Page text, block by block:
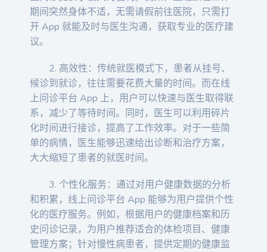
期间突然身体不适，无需请假前往医院，只需打
开 App 就能及时与医生沟通，获取专业的医疗建
议。
2. 高效性：传统就医模式下，患者从挂号、
候诊到就诊，往往需要花费大量的时间。而在线
上问诊平台 App 上，用户可以快速与医生取得联
系，减少了等待时间。同时，医生可以利用碎片
化时间进行接诊，提高了工作效率。对于一些简
单的病情，医生能够迅速给出诊断和治疗方案，
大大缩短了患者的就医时间。
3. 个性化服务：通过对用户健康数据的分析
和积累，线上问诊平台 App 能够为用户提供个性
化的医疗服务。例如，根据用户的健康档案和历
史问诊记录，为用户推荐适合的体检项目、健康
管理方案；针对慢性病患者，提供定期的健康监